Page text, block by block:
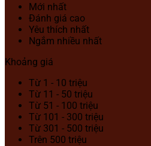
Mới nhất
Đánh giá cao
Yêu thích nhất
Ngắm nhiều nhất
Khoảng giá
Từ 1 - 10 triệu
Từ 11 - 50 triệu
Từ 51 - 100 triệu
Từ 101 - 300 triệu
Từ 301 - 500 triệu
Trên 500 triệu